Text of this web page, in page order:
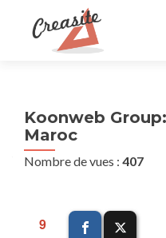
Koonweb
Maroc
Nombre de vues : 407
9